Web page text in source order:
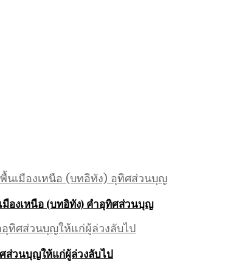
องเหนือ (บทอิทัง) คำอุทิศส่วนบุญ
ส่วนบุญให้แก่ผู้ล่วงลับไป